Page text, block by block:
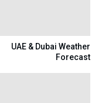
UAE & Dubai Weather
Forecast